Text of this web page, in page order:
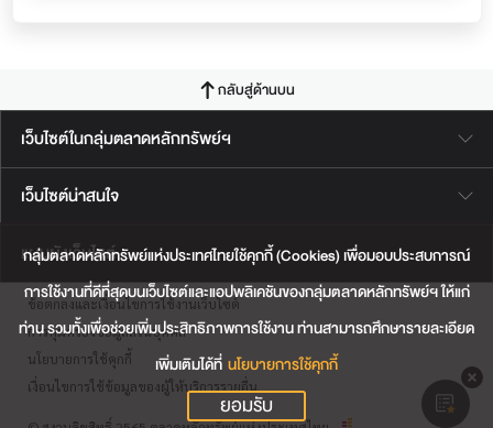
กลุ่มตลาดหลักทรัพย์แห่งประเทศไทยใช้คุกกี้ (Cookies) เพื่อมอบประสบการณ์
การใช้งานที่ดีที่สุดบนเว็บไซต์และแอปพลิเคชันของกลุ่มตลาดหลักทรัพย์ฯ ให้แก่
ท่าน รวมทั้งเพื่อช่วยเพิ่มประสิทธิภาพการใช้งาน ท่านสามารถศึกษารายละเอียด
เพิ่มเติมได้ที่ นโยบายการใช้คุกกี้
ยอมรับ
กลับสู่ด้านบน
เว็บไซต์ในกลุ่มตลาดหลักทรัพย์ฯ
เว็บไซต์น่าสนใจ
แผนผังเว็บไซต์
ข้อตกลงและเงื่อนไขการใช้งานเว็บไซต์
การคุ้มครองข้อมูลส่วนบุคคล
นโยบายการใช้คุกกี้
เงื่อนไขการใช้ข้อมูลของผู้ให้บริการรายอื่น